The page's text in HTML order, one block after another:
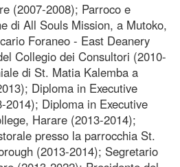
(2007-2008); Parroco e
di All Souls Mission, a Mutoko,
Foraneo - East Deanery
Collegio dei Consultori (2010-
di St. Matia Kalemba a
Diploma in Executive
2014); Diploma in Executive
Harare (2013-2014);
presso la parrocchia St.
(2013-2014); Segretario